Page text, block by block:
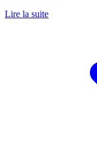
Lire la suite